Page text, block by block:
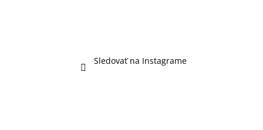
Sledovať na Instagrame